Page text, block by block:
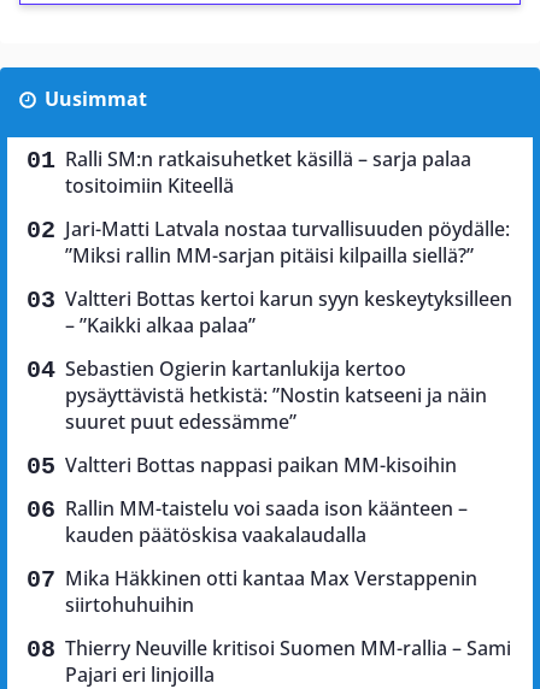
Uusimmat
Ralli SM:n ratkaisuhetket käsillä – sarja palaa
tositoimiin Kiteellä
Jari-Matti Latvala nostaa turvallisuuden pöydälle:
”Miksi rallin MM-sarjan pitäisi kilpailla siellä?”
Valtteri Bottas kertoi karun syyn keskeytyksilleen
– ”Kaikki alkaa palaa”
Sebastien Ogierin kartanlukija kertoo
pysäyttävistä hetkistä: ”Nostin katseeni ja näin
suuret puut edessämme”
Valtteri Bottas nappasi paikan MM-kisoihin
Rallin MM-taistelu voi saada ison käänteen –
kauden päätöskisa vaakalaudalla
Mika Häkkinen otti kantaa Max Verstappenin
siirtohuhuihin
Thierry Neuville kritisoi Suomen MM-rallia – Sami
Pajari eri linjoilla